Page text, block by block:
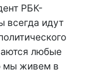
РБК-
всегда идут
любые
мы живем в